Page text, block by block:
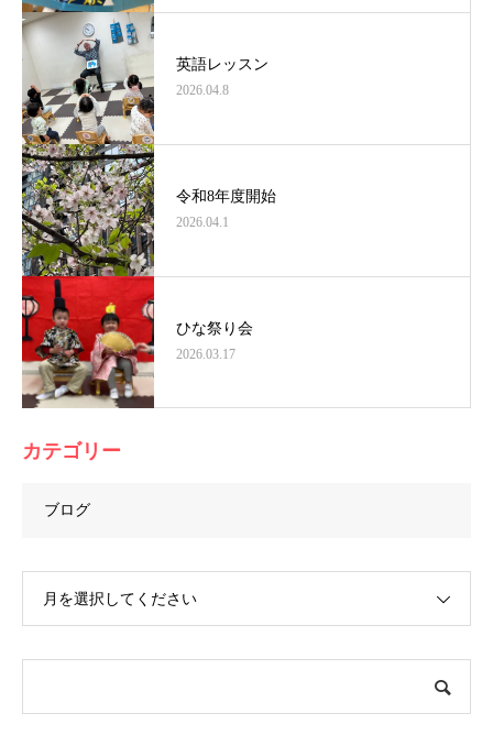
英語レッスン
2026.04.8
令和8年度開始
2026.04.1
ひな祭り会
2026.03.17
カテゴリー
ブログ
月を選択してください